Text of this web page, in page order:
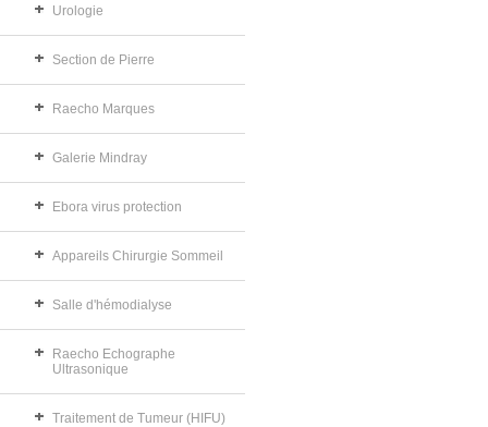
Urologie
Section de Pierre
Raecho Marques
Galerie Mindray
Ebora virus protection
Appareils Chirurgie Sommeil
Salle d'hémodialyse
Raecho Echographe
Ultrasonique
Traitement de Tumeur (HIFU)